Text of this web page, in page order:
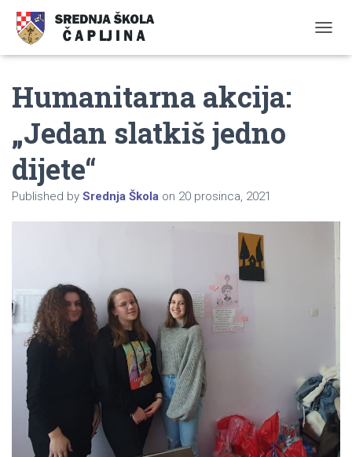
Humanitarna akcija:
„Jedan slatkiš jedno
dijete“
Published by Srednja Škola on 20 prosinca, 2021